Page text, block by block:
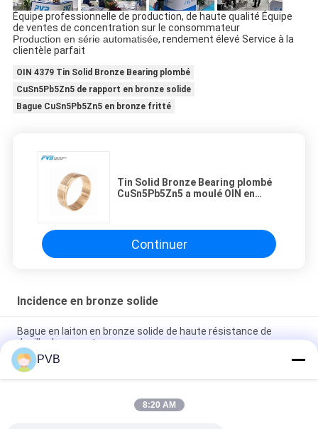
Équipe professionnelle de production, de haute qualité Équipe
de ventes de concentration sur le consommateur
Production en série automatisée, rendement élevé Service à la
clientèle parfait
OIN 4379 Tin Solid Bronze Bearing plombé
CuSn5Pb5Zn5 de rapport en bronze solide
Bague CuSn5Pb5Zn5 en bronze fritté
Tin Solid Bronze Bearing plombé
CuSn5Pb5Zn5 a moulé OIN en
Continuer
Incidence en bronze solide
Bague en laiton en bronze solide de haute résistance de
douille de rapport
Bague en bronze haute dureté spéciale et haute résistance à
la traction, palier en laiton lubrifié à l'huile, douille JDB-1U P10S
Nickelez l'incidence en bronze solide en aluminium
PVB
8:20 AM